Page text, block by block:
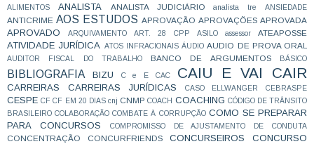
ALIMENTOS ANALISTA ANALISTA JUDICIÁRIO analista tre ANSIEDADE
ANTICRIME AOS ESTUDOS APROVAÇÃO APROVAÇÕES APROVADA
APROVADO ARQUIVAMENTO ART. 28 CPP ASILO assessor ATEAPOSSE
ATIVIDADE JURÍDICA ATOS INFRACIONAIS ÁUDIO AUDIO DE PROVA ORAL
AUDITOR FISCAL DO TRABALHO BANCO DE ARGUMENTOS BÁSICO
BIBLIOGRAFIA BIZU C e E CAC CAIU E VAI CAIR
CARREIRAS CARREIRAS JURÍDICAS CASO ELLWANGER CEBRASPE
CESPE CF CF EM 20 DIAS cnj CNMP COACH COACHING CÓDIGO DE TRÂNSITO
BRASILEIRO COLABORAÇÃO COMBATE À CORRUPÇÃO COMO SE PREPARAR
PARA CONCURSOS
COMPROMISSO DE AJUSTAMENTO DE CONDUTA
CONCENTRAÇÃO CONCURFRIENDS CONCURSEIROS
CONCURSO